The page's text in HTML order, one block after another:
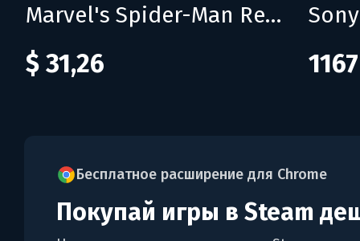
Marvel's Spider-Man Remastered
$ 31,26
Бесплатное расширение для Chrome
Покупай игры в Steam